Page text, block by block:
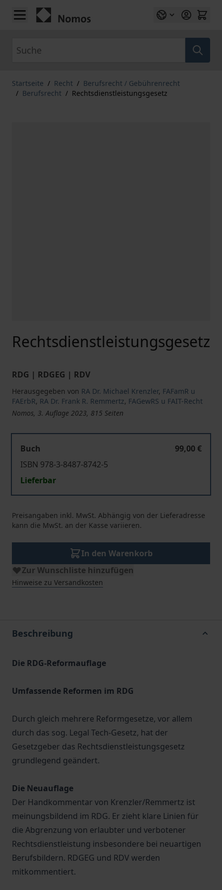
Zum Inhalt springen
Startseite / Recht / Berufsrecht / Gebührenrecht
/ Berufsrecht / Rechtsdienstleistungsgesetz
Rechtsdienstleistungsgesetz
RDG | RDGEG | RDV
Herausgegeben von RA Dr. Michael Krenzler, FAFamR u
FAErbR, RA Dr. Frank R. Remmertz, FAGewRS u FAIT-Recht
Nomos, 3. Auflage 2023, 815 Seiten
Buch
99,00 €
ISBN 978-3-8487-8742-5
Lieferbar
Preisangaben inkl. MwSt. Abhängig von der Lieferadresse
kann die MwSt. an der Kasse variieren.
In den Warenkorb
Zur Wunschliste hinzufügen
Hinweise zu Versandkosten
Beschreibung
Die RDG-Reformauflage
Umfassende Reformen im RDG
Durch gleich mehrere Reformgesetze, vor allem
durch das sog. Legal Tech-Gesetz, hat der
Gesetzgeber das Rechtsdienstleistungsgesetz
grundlegend geändert.
Die Neuauflage
Der Handkommentar von Krenzler/Remmertz ist
meinungsbildend im RDG. Er zieht klare Linien für
die Abgrenzung von erlaubter und verbotener
Rechtsdienstleistung insbesondere bei neuartigen
Berufsbildern. RDGEG und RDV werden
mitkommentiert.